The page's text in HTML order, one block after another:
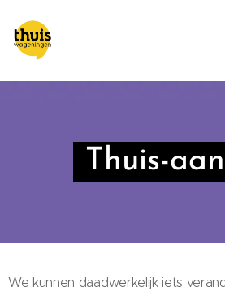
Thuis-
We kunnen daadwerkelijk iets